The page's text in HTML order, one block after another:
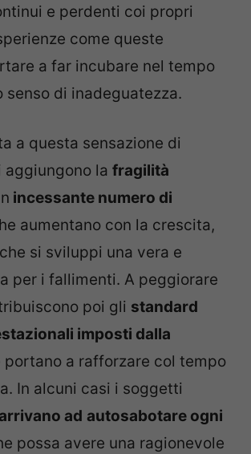
e perdenti coi propri
come queste
a far incubare nel tempo
senso di inadeguatezza.
a questa sensazione di
la fragilità
incessante numero di
aumentano con la crescita,
si sviluppi una vera e
per i fallimenti. A peggiorare
poi gli standard
imposti dalla
portano a rafforzare col tempo
In alcuni casi i soggetti
ad autosabotare ogni
possa avere una ragionevole